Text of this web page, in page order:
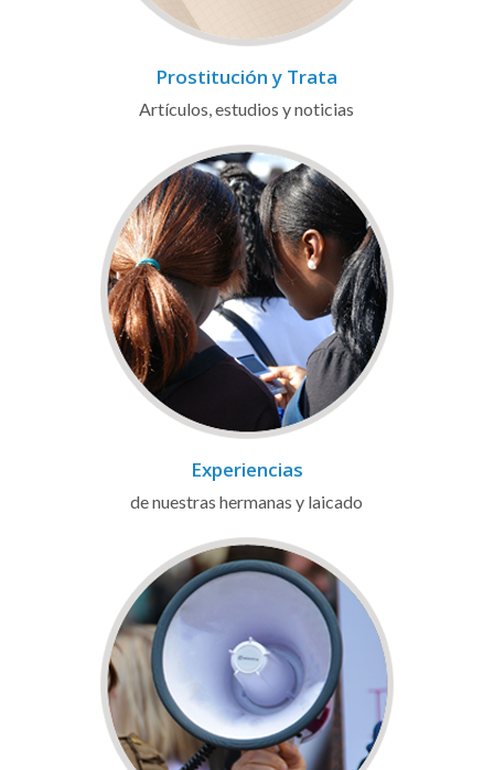
Prostitución y Trata
Artículos, estudios y noticias
Experiencias
de nuestras hermanas y laicado